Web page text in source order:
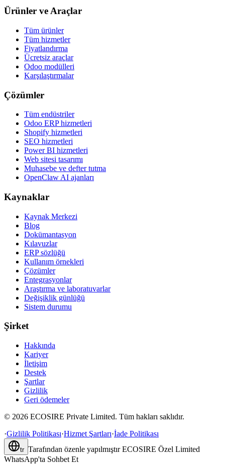
Ürünler ve Araçlar
Tüm ürünler
Tüm hizmetler
Fiyatlandırma
Ücretsiz araçlar
Odoo modülleri
Karşılaştırmalar
Çözümler
Tüm endüstriler
Odoo ERP hizmetleri
Shopify hizmetleri
SEO hizmetleri
Power BI hizmetleri
Web sitesi tasarımı
Muhasebe ve defter tutma
OpenClaw AI ajanları
Kaynaklar
Kaynak Merkezi
Blog
Dokümantasyon
Kılavuzlar
ERP sözlüğü
Kullanım örnekleri
Çözümler
Entegrasyonlar
Araştırma ve laboratuvarlar
Değişiklik günlüğü
Sistem durumu
Şirket
Hakkında
Kariyer
İletişim
Destek
Şartlar
Gizlilik
Geri ödemeler
© 2026 ECOSIRE Private Limited. Tüm hakları saklıdır.
·Gizlilik Politikası·Hizmet Şartları·İade Politikası
tr Tarafından özenle yapılmıştır ECOSIRE Özel Limited
WhatsApp'ta Sohbet Et